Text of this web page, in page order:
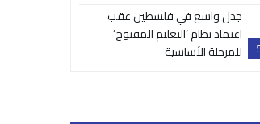
جدل واسع في فلسطين عقب
اعتماد نظام ‘التعليم المفتوح’
للمرحلة الأساسية